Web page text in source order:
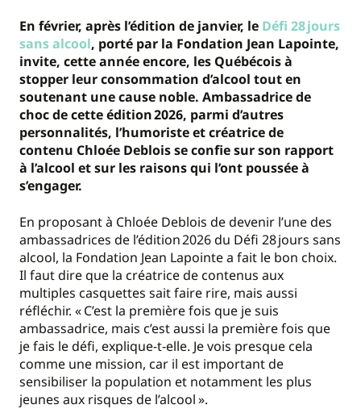
En février, après l’édition de janvier, le Défi 28 jours
sans alcool, porté par la Fondation Jean Lapointe,
invite, cette année encore, les Québécois à
stopper leur consommation d’alcool tout en
soutenant une cause noble. Ambassadrice de
choc de cette édition 2026, parmi d’autres
personnalités, l’humoriste et créatrice de
contenu Chloée Deblois se confie sur son rapport
à l’alcool et sur les raisons qui l’ont poussée à
s’engager.
En proposant à Chloée Deblois de devenir l’une des
ambassadrices de l’édition 2026 du Défi 28 jours sans
alcool, la Fondation Jean Lapointe a fait le bon choix.
Il faut dire que la créatrice de contenus aux
multiples casquettes sait faire rire, mais aussi
réfléchir. «C’est la première fois que je suis
ambassadrice, mais c’est aussi la première fois que
je fais le défi, explique-t-elle. Je vois presque cela
comme une mission, car il est important de
sensibiliser la population et notamment les plus
jeunes aux risques de l’alcool».